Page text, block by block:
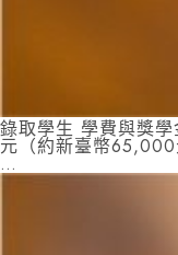
錄取學生 學費與獎
元（約新臺幣
…